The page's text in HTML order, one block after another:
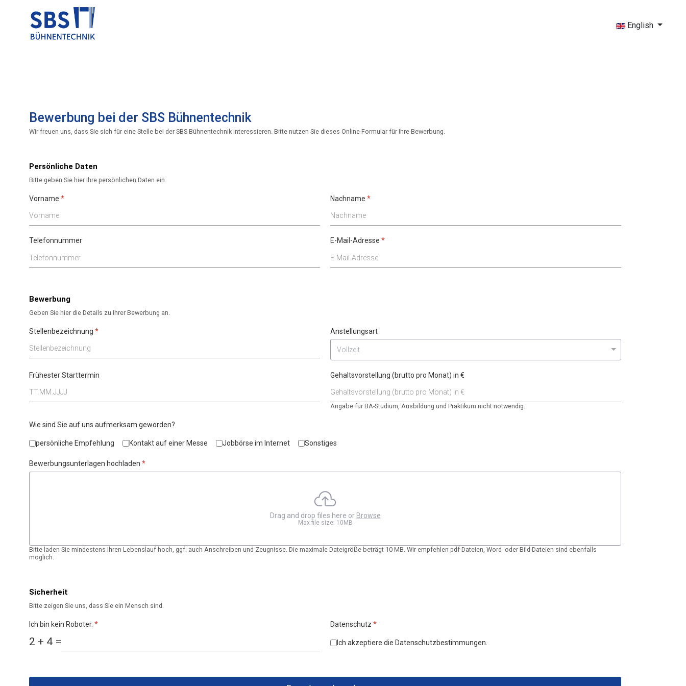
English
Bewerbung bei der SBS Bühnentechnik
Wir freuen uns, dass Sie sich für eine Stelle bei der SBS Bühnentechnik interessieren. Bitte nutzen Sie dieses Online-Formular für Ihre Bewerbung.
Persönliche Daten
Bitte geben Sie hier Ihre persönlichen Daten ein.
Vorname * Nachname *
Telefonnummer E-Mail-Adresse *
Bewerbung
Geben Sie hier die Details zu Ihrer Bewerbung an.
Stellenbezeichnung * Anstellungsart
Frühester Starttermin Gehaltsvorstellung (brutto pro Monat) in €
Angabe für BA-Studium, Ausbildung und Praktikum nicht notwendig.
Wie sind Sie auf uns aufmerksam geworden?
persönliche Empfehlung Kontakt auf einer Messe Jobbörse im Internet Sonstiges
Bewerbungsunterlagen hochladen *
Drag and drop files here or Browse
Max file size: 10MB
Bitte laden Sie mindestens Ihren Lebenslauf hoch, ggf. auch Anschreiben und Zeugnisse. Die maximale Dateigröße beträgt 10 MB. Wir empfehlen pdf-Dateien, Word- oder Bild-Dateien sind ebenfalls
möglich.
Sicherheit
Bitte zeigen Sie uns, dass Sie ein Mensch sind.
Ich bin kein Roboter. *
2 + 4 =
Datenschutz *
Ich akzeptiere die Datenschutzbestimmungen.